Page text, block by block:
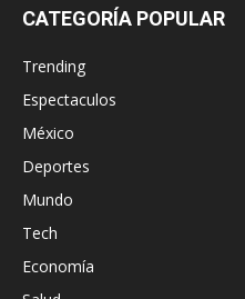
CATEGORÍA POPULAR
Trending
Espectaculos
México
Deportes
Mundo
Tech
Economía